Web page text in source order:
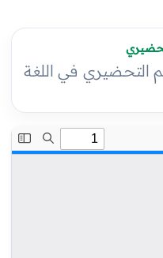
التحضيري في اللغة